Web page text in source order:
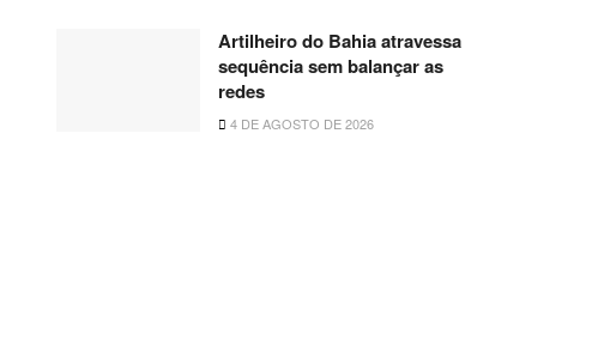
Artilheiro do Bahia atravessa
sequência sem balançar as
redes
4 DE AGOSTO DE 2026